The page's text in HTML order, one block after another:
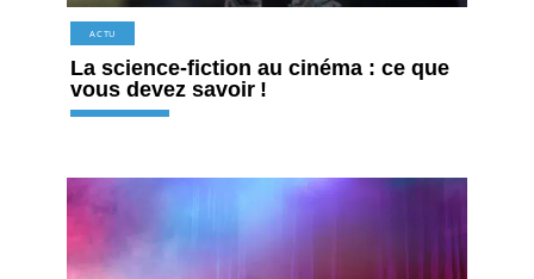
ACTU
La science-fiction au cinéma : ce que
vous devez savoir !